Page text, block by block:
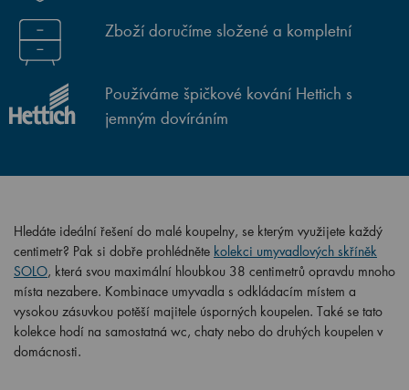
Zboží doručíme složené a kompletní
Používáme špičkové kování Hettich s
jemným dovíráním
Hledáte ideální řešení do malé koupelny, se kterým využijete každý
centimetr? Pak si dobře prohlédněte kolekci umyvadlových skříněk
SOLO, která svou maximální hloubkou 38 centimetrů opravdu mnoho
místa nezabere. Kombinace umyvadla s odkládacím místem a
vysokou zásuvkou potěší majitele úsporných koupelen. Také se tato
kolekce hodí na samostatná wc, chaty nebo do druhých koupelen v
domácnosti.